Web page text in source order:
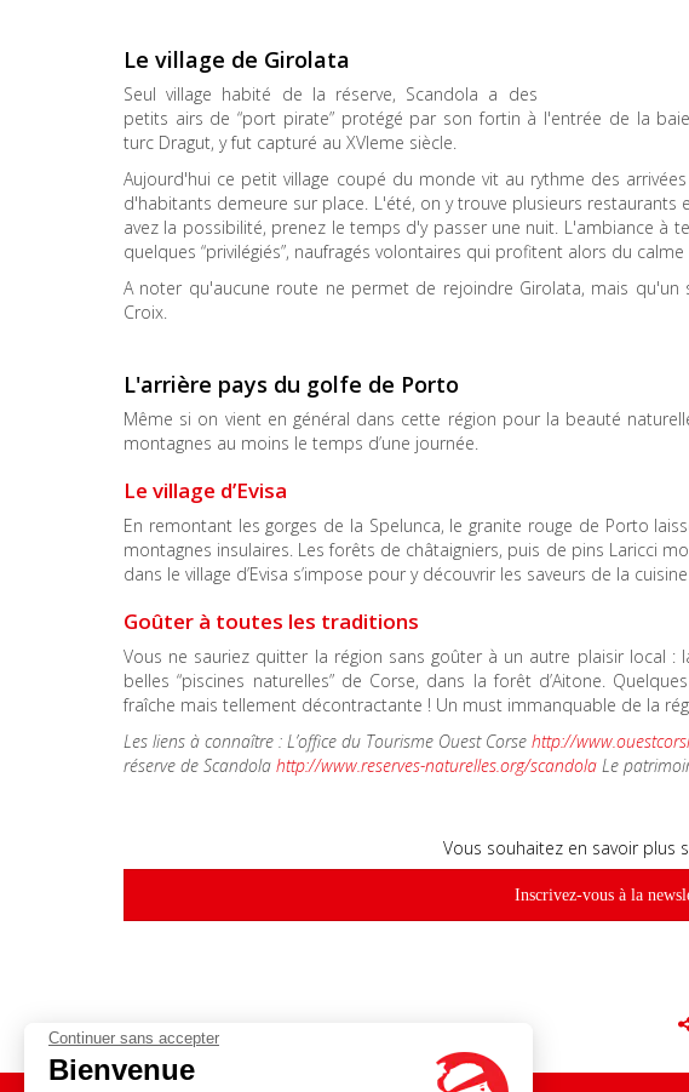
Continuer sans accepter
Bienvenue
Le village de Girolata
Seul village habité de la réserve, Scandola a des
petits airs de “port pirate” protégé par son fortin à l'entrée de la
turc Dragut, y fut capturé au XVIeme siècle.
Aujourd'hui ce petit village coupé du monde vit au rythme des
d'habitants demeure sur place. L'été, on y trouve plusieurs
avez la possibilité, prenez le temps d'y passer une nuit. L'ambiance à
quelques “privilégiés”, naufragés volontaires qui profitent alors du
A noter qu'aucune route ne permet de rejoindre Girolata, mais
Croix.
L'arrière pays du golfe de Porto
Même si on vient en général dans cette région pour la beauté
montagnes au moins le temps d’une journée.
Le village d’Evisa
En remontant les gorges de la Spelunca, le granite rouge de Porto
montagnes insulaires. Les forêts de châtaigniers, puis de pins Laricci
dans le village d’Evisa s’impose pour y découvrir les saveurs de la
Goûter à toutes les traditions
Vous ne sauriez quitter la région sans goûter à un autre plaisir local
belles “piscines naturelles” de Corse, dans la forêt d’Aitone.
fraîche mais tellement décontractante ! Un must immanquable de la
Les liens à connaître : L’office du Tourisme Ouest Corse http://
réserve de Scandola http://www.reserves-naturelles.org/scandola Le
Vous souhaitez en savoir plus
Inscrivez-vous à la